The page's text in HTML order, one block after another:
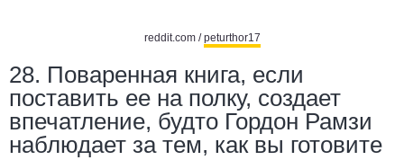
reddit.com /peturthor17
28. Поваренная книга, если
поставить ее на полку, создает
впечатление, будто Гордон Рамзи
наблюдает за тем, как вы готовите